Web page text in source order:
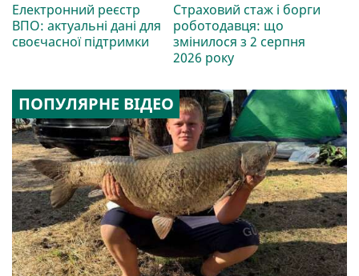
Електронний реєстр
ВПО: актуальні дані для
своєчасної підтримки
Страховий стаж і борги
роботодавця: що
змінилося з 2 серпня
2026 року
ПОПУЛЯРНЕ ВІДЕО